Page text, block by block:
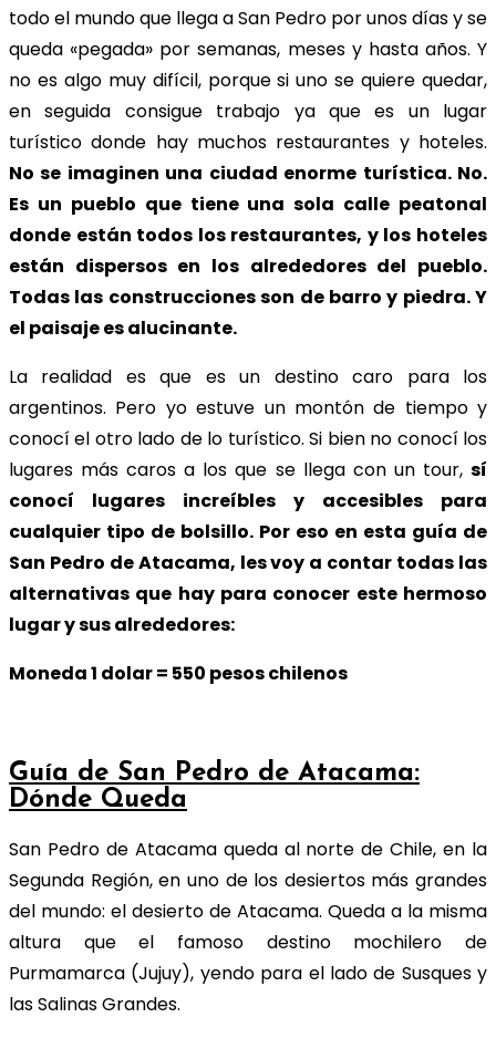
todo el mundo que llega a San Pedro por unos días y se
queda «pegada» por semanas, meses y hasta años. Y
no es algo muy difícil, porque si uno se quiere quedar,
en seguida consigue trabajo ya que es un lugar
turístico donde hay muchos restaurantes y hoteles.
No se imaginen una ciudad enorme turística. No.
Es un pueblo que tiene una sola calle peatonal
donde están todos los restaurantes, y los hoteles
están dispersos en los alrededores del pueblo.
Todas las construcciones son de barro y piedra. Y
el paisaje es alucinante.
La realidad es que es un destino caro para los
argentinos. Pero yo estuve un montón de tiempo y
conocí el otro lado de lo turístico. Si bien no conocí los
lugares más caros a los que se llega con un tour, sí
conocí lugares increíbles y accesibles para
cualquier tipo de bolsillo. Por eso en esta guía de
San Pedro de Atacama, les voy a contar todas las
alternativas que hay para conocer este hermoso
lugar y sus alrededores:
Moneda 1 dolar = 550 pesos chilenos
Guía de San Pedro de Atacama:
Dónde Queda
San Pedro de Atacama queda al norte de Chile, en la
Segunda Región, en uno de los desiertos más grandes
del mundo: el desierto de Atacama. Queda a la misma
altura que el famoso destino mochilero de
Purmamarca (Jujuy), yendo para el lado de Susques y
las Salinas Grandes.